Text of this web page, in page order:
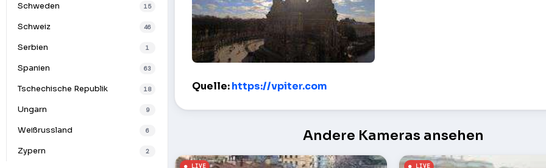
Schweden 15
Schweiz 46
Serbien 1
Spanien 63
Tschechische Republik 18
Ungarn 9
Weißrussland 6
Zypern 2
Quelle:https://vpiter.com
Andere Kameras ansehen